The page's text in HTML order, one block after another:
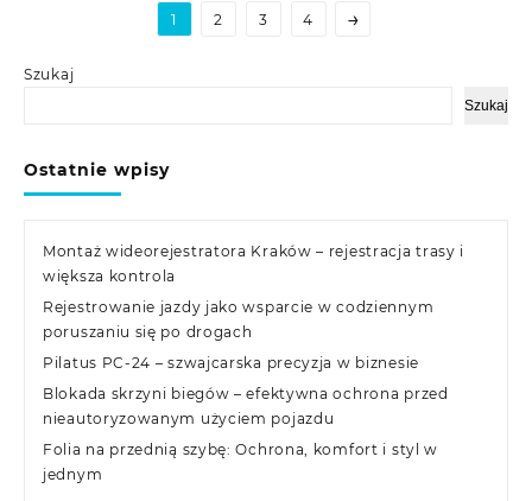
Szukaj
Szukaj
Ostatnie wpisy
Montaż wideorejestratora Kraków – rejestracja trasy i
większa kontrola
Rejestrowanie jazdy jako wsparcie w codziennym
poruszaniu się po drogach
Pilatus PC-24 – szwajcarska precyzja w biznesie
Blokada skrzyni biegów – efektywna ochrona przed
nieautoryzowanym użyciem pojazdu
Folia na przednią szybę: Ochrona, komfort i styl w
jednym
1 2 3 4 →